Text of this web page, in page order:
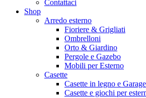
Contattaci
Shop
Arredo esterno
Fioriere & Grigliati
Ombrelloni
Orto & Giardino
Pergole e Gazebo
Mobili per Esterno
Casette
Casette in legno e Garage
Casette e giochi per